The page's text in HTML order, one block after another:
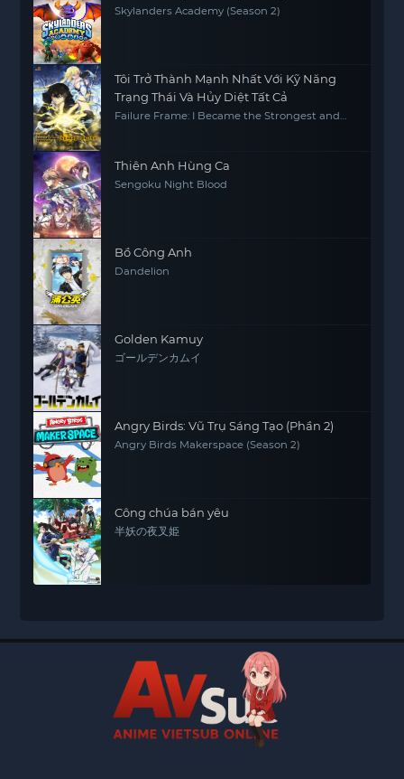
Skylanders Academy (Season 2)
Tôi Trở Thành Mạnh Nhất Với Kỹ Năng
Trạng Thái Và Hủy Diệt Tất Cả
Failure Frame: I Became the Strongest and
Thiên Anh Hùng Ca
Sengoku Night Blood
Bồ Công Anh
Dandelion
Golden Kamuy
ゴールデンカムイ
Angry Birds: Vũ Trụ Sáng Tạo (Phần 2)
Angry Birds Makerspace (Season 2)
Công chúa bán yêu
半妖の夜叉姫